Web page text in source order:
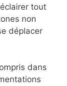
tout
non
déplacer
dans